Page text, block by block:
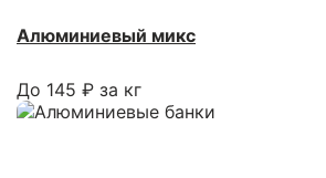
Алюминиевый микс
До 145 ₽ за кг